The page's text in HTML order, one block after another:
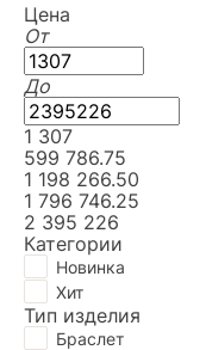
Цена
От
До
1 307
599 786.75
1 198 266.50
1 796 746.25
2 395 226
Категории
Новинка
Хит
Тип изделия
Браслет